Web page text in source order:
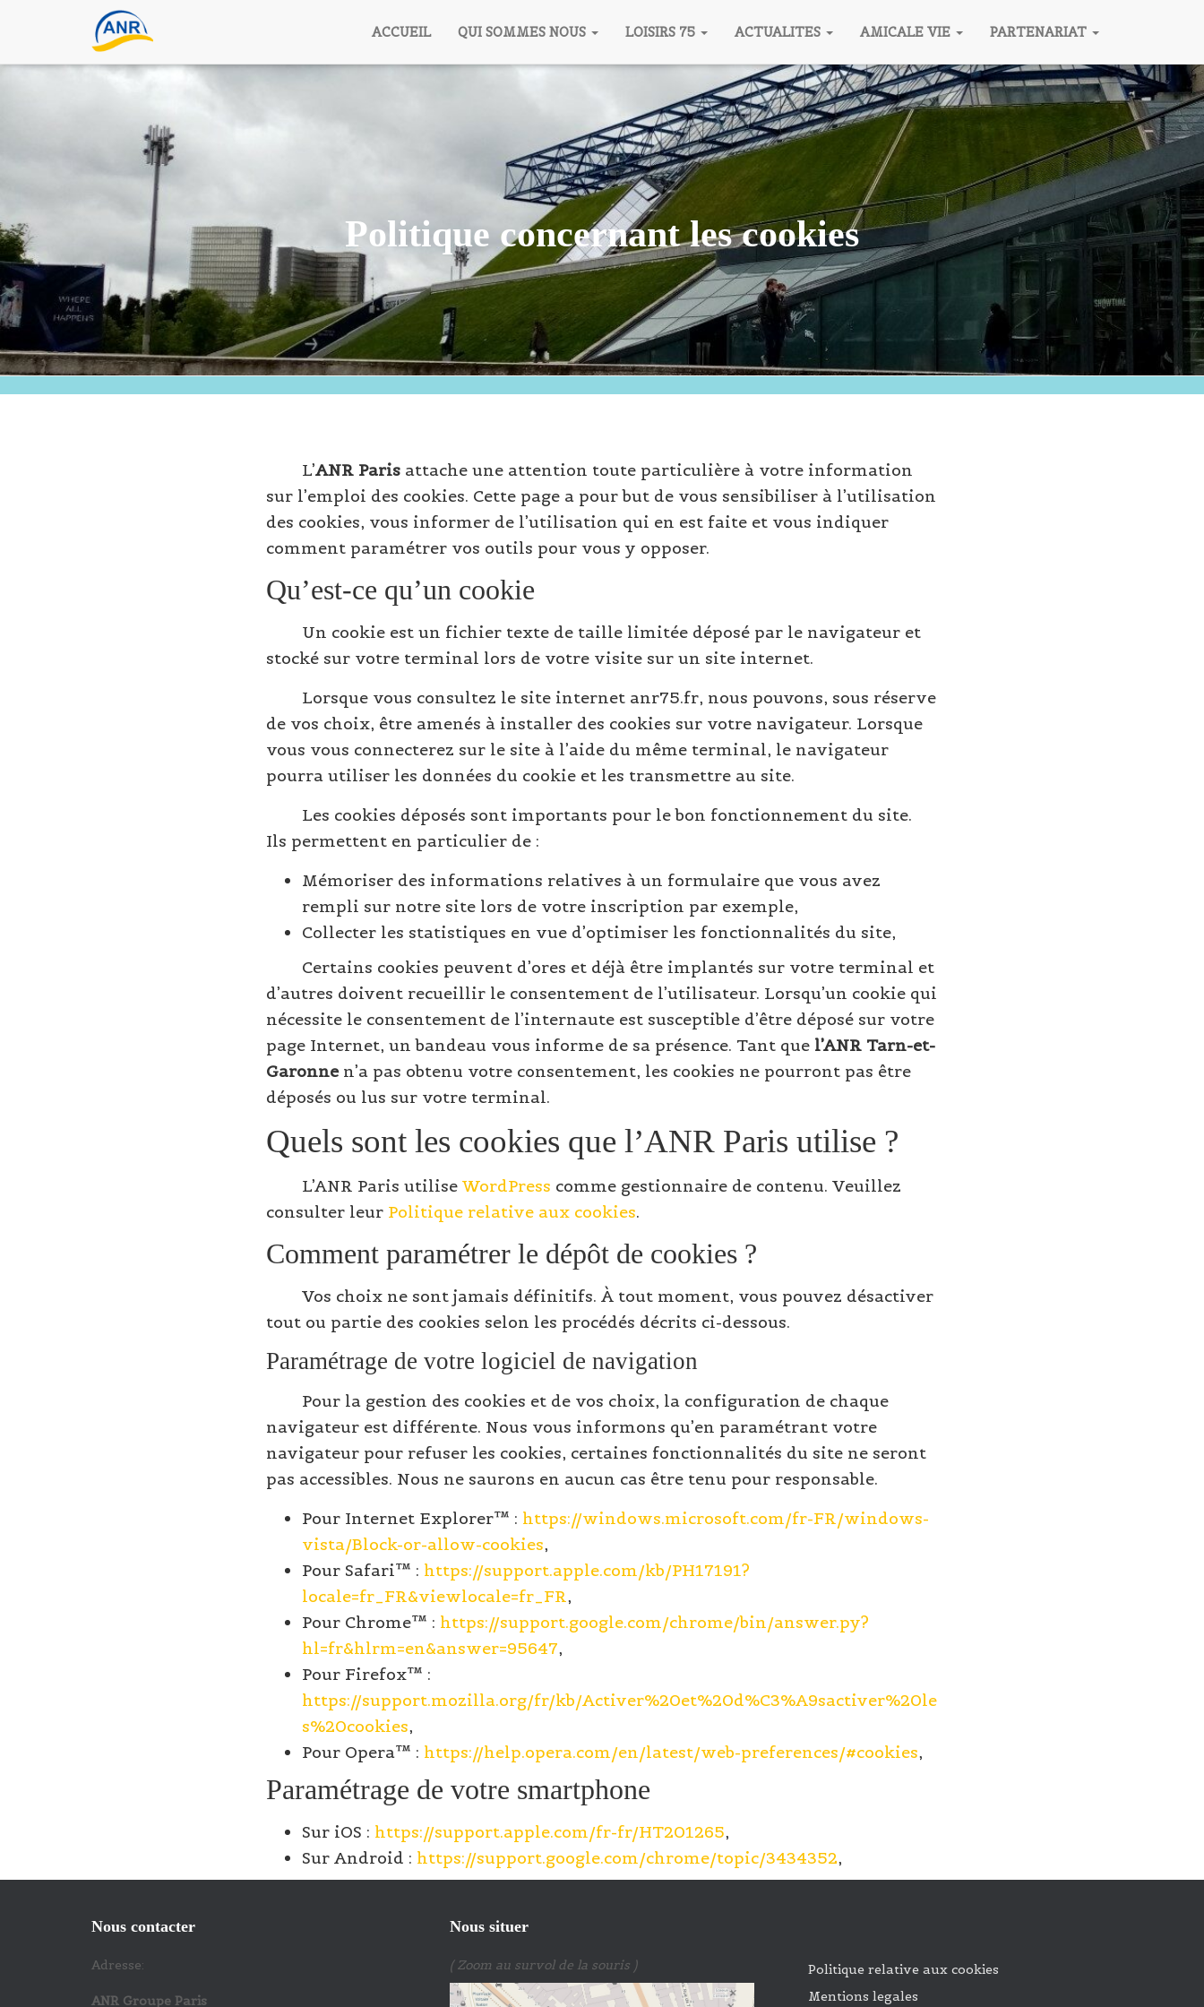
ACCUEIL QUI SOMMES NOUS LOISIRS 75 ACTUALITES AMICALE VIE PARTENARIAT
Politique concernant les cookies
L’ANR Paris attache une attention toute particulière à votre information
sur l’emploi des cookies. Cette page a pour but de vous sensibiliser à l’utilisation
des cookies, vous informer de l’utilisation qui en est faite et vous indiquer
comment paramétrer vos outils pour vous y opposer.
Qu’est-ce qu’un cookie
Un cookie est un fichier texte de taille limitée déposé par le navigateur et
stocké sur votre terminal lors de votre visite sur un site internet.
Lorsque vous consultez le site internet anr75.fr, nous pouvons, sous réserve
de vos choix, être amenés à installer des cookies sur votre navigateur. Lorsque
vous vous connecterez sur le site à l’aide du même terminal, le navigateur
pourra utiliser les données du cookie et les transmettre au site.
Les cookies déposés sont importants pour le bon fonctionnement du site.
Ils permettent en particulier de :
Mémoriser des informations relatives à un formulaire que vous avez
rempli sur notre site lors de votre inscription par exemple,
Collecter les statistiques en vue d’optimiser les fonctionnalités du site,
Certains cookies peuvent d’ores et déjà être implantés sur votre terminal et
d’autres doivent recueillir le consentement de l’utilisateur. Lorsqu’un cookie qui
nécessite le consentement de l’internaute est susceptible d’être déposé sur votre
page Internet, un bandeau vous informe de sa présence. Tant que l’ANR Tarn-et-
Garonnen’a pas obtenu votre consentement, les cookies ne pourront pas être
déposés ou lus sur votre terminal.
Quels sont les cookies que l’ANR Paris utilise ?
L’ANR Paris utilise WordPress comme gestionnaire de contenu. Veuillez
consulter leur Politique relative aux cookies.
Comment paramétrer le dépôt de cookies ?
Vos choix ne sont jamais définitifs. À tout moment, vous pouvez désactiver
tout ou partie des cookies selon les procédés décrits ci-dessous.
Paramétrage de votre logiciel de navigation
Pour la gestion des cookies et de vos choix, la configuration de chaque
navigateur est différente. Nous vous informons qu’en paramétrant votre
navigateur pour refuser les cookies, certaines fonctionnalités du site ne seront
pas accessibles. Nous ne saurons en aucun cas être tenu pour responsable.
Pour Internet Explorer™ : https://windows.microsoft.com/fr-FR/windows-
vista/Block-or-allow-cookies,
Pour Safari™ : https://support.apple.com/kb/PH17191?
locale=fr_FR&viewlocale=fr_FR,
Pour Chrome™ : https://support.google.com/chrome/bin/answer.py?
hl=fr&hlrm=en&answer=95647,
Pour Firefox™ :
https://support.mozilla.org/fr/kb/Activer%20et%20d%C3%A9sactiver%20le
s%20cookies,
Pour Opera™ : https://help.opera.com/en/latest/web-preferences/#cookies,
Paramétrage de votre smartphone
Sur iOS : https://support.apple.com/fr-fr/HT201265,
Sur Android : https://support.google.com/chrome/topic/3434352,
Nous contacter
Adresse:
ANR Groupe Paris
Nous situer
( Zoom au survol de la souris )
Politique relative aux cookies
Mentions legales